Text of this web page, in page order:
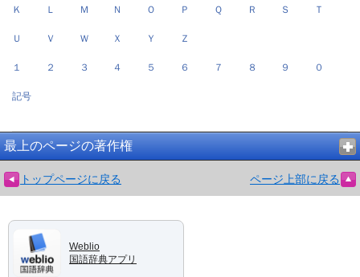
Ｋ Ｌ Ｍ Ｎ Ｏ Ｐ Ｑ Ｒ Ｓ Ｔ
Ｕ Ｖ Ｗ Ｘ Ｙ Ｚ
１ ２ ３ ４ ５ ６ ７ ８ ９ ０
記号
最上のページの著作権
トップページに戻る ページ上部に戻る
Weblio
国語辞典アプリ